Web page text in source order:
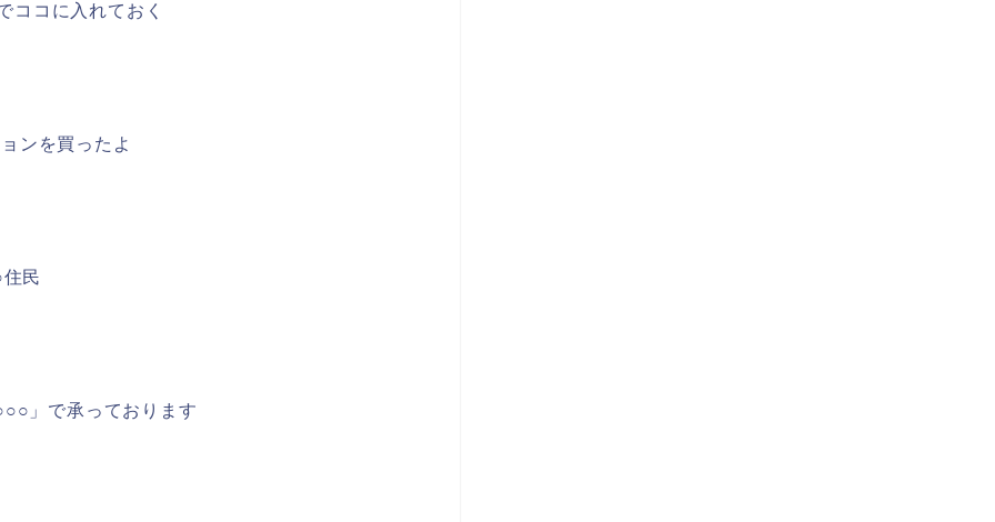
ココに入れておく
ンを買ったよ
民
」で承っております